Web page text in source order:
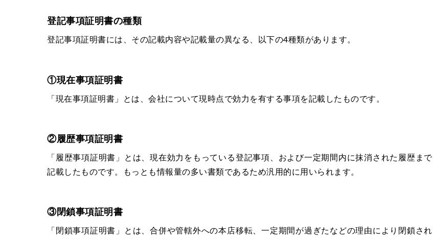
登記事項証明書の種類
登記事項証明書には、その記載内容や記載量の異なる、以下の4種類があります。
①現在事項証明書
「現在事項証明書」とは、会社について現時点で効力を有する事項を記載したものです。
②履歴事項証明書
「履歴事項証明書」とは、現在効力をもっている登記事項、および一定期間内に抹消された履歴まで
記載したものです。もっとも情報量の多い書類であるため汎用的に用いられます。
③閉鎖事項証明書
「閉鎖事項証明書」とは、合併や管轄外への本店移転、一定期間が過ぎたなどの理由により閉鎖され